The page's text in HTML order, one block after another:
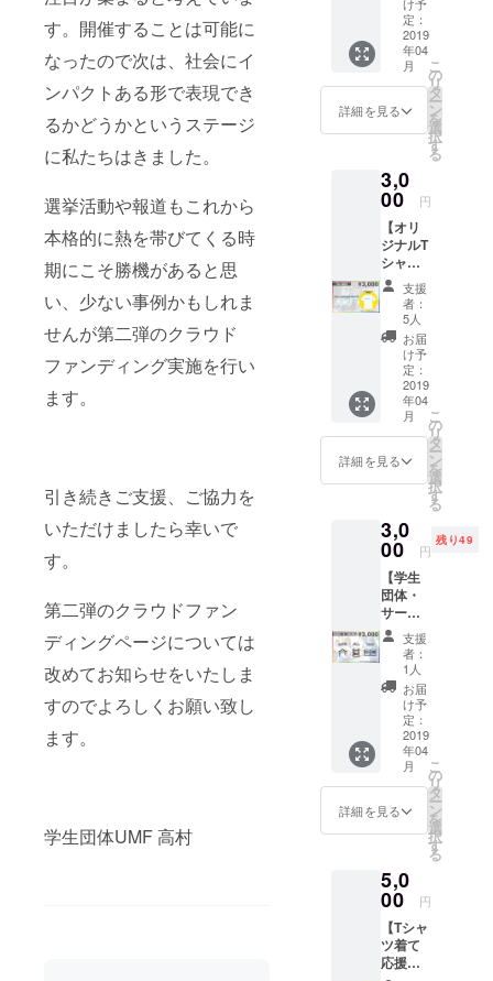
す。開催することは可能に
なったので次は、社会にイ
ンパクトある形で表現でき
るかどうかというステージ
に私たちはきました。
選挙活動や報道もこれから
本格的に熱を帯びてくる時
期にこそ勝機があると思
い、少ない事例かもしれま
せんが第二弾のクラウド
ファンディング実施を行い
ます。
引き続きご支援、ご協力を
いただけましたら幸いで
す。
第二弾のクラウドファン
ディングページについては
改めてお知らせをいたしま
すのでよろしくお願い致し
ます。
学生団体UMF 高村
クスレ
ター
（『UM
F2019
大阪』
当日の
写真付
り感謝
のお手
紙をお
届けい
たしま
す。ま
た、少
しでも
当日の
様子を
感じて
いただ
けるよ
うに
フェス
中に撮
影した
ただき
ます。
フレッ
トにお
名前掲
載
UMF20
19大阪
のパン
フレッ
トへ、
あなた
のお名
前をご
記載さ
せてい
に必ず
備考欄
にご希
望のお
名前を
ご記入
け予
定：
2019
年04
月
詳細を見る
こ
の
リ
タ
ー
ン
を
選
択
す
る
3,0
00 円
【オリ
ジナルT
シャツ
販売
¥3,000
（制限
数な
し）】
UMF20
19オリ
ジナルT
シャツ
（非売
品） ス
タッフ
プロ
ジェク
トのエ
ンブレ
ムとな
るTシャ
ツで
す。サ
イズは
XS,S,M,
L,LLか
らお選
びいた
だけま
す。 ※
ご支援
の際、
イズを
選択く
※フェス
に参加
される
支援
者：
5人
お届
け予
定：
2019
年04
月
詳細を見る
こ
の
リ
タ
ー
ン
を
選
択
す
る
3,0
00 円
残り49
【学生
団体・
サーク
ル応援
プラ
ン
¥3,000
（50団
体限
定）】
①ブー
ス使用
権（全
団体で
共用）
いた学
生団
体・
サーク
ルの方
用に
支援
者：
1人
お届
け予
定：
2019
年04
月
詳細を見る
こ
の
リ
タ
ー
ン
を
選
択
す
る
5,0
00 円
【Tシャ
ツ着て
応援プ